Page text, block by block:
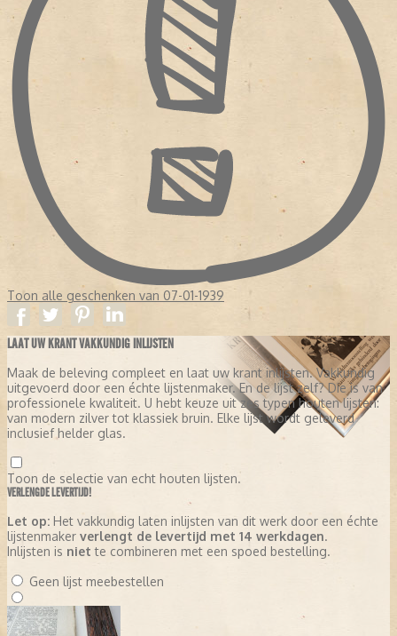
Toon alle geschenken van 07-01-1939
LAAT UW KRANT VAKKUNDIG INLIJSTEN
Maak de beleving compleet en laat uw krant inlijsten. Vakkundig
uitgevoerd door een échte lijstenmaker. En de lijst zelf? Die is van
professionele kwaliteit. U hebt keuze uit zes typen houten lijsten:
van modern zilver tot klassiek bruin. Elke lijst wordt geleverd
inclusief helder glas.
Toon de selectie van echt houten lijsten.
VERLENGDE LEVERTIJD!
Let op: Het vakkundig laten inlijsten van dit werk door een échte
lijstenmaker verlengt de levertijd met 14 werkdagen.
Inlijsten is niet te combineren met een spoed bestelling.
Geen lijst meebestellen